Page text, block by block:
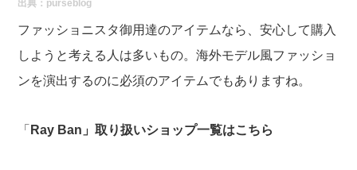
出典： purseblog
ファッショニスタ御用達のアイテムなら、安心して購入
しようと考える人は多いもの。海外モデル風ファッショ
ンを演出するのに必須のアイテムでもありますね。
「 Ray Ban」取り扱いショップ一覧はこちら